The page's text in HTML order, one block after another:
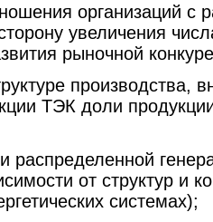
организаций
увеличения
рыночной
производства,
ТЭК доли
распределенной
от структур и
системах);